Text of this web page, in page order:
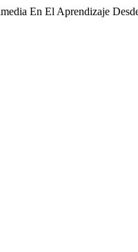
En El Aprendizaje